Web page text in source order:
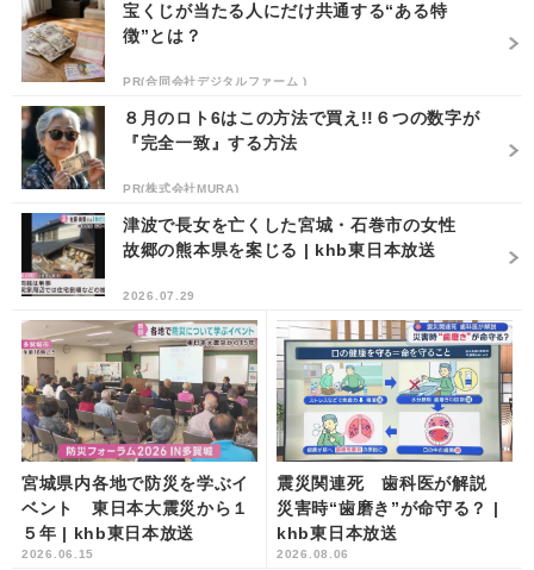
宝くじが当たる人にだけ共通する“ある特
徴”とは？
PR(合同会社デジタルファーム )
８月のロト6はこの方法で買え!!６つの数字が
『完全一致』する方法
PR(株式会社MURA)
津波で長女を亡くした宮城・石巻市の女性
故郷の熊本県を案じる | khb東日本放送
2026.07.29
宮城県内各地で防災を学ぶイ
ベント 東日本大震災から１
５年 | khb東日本放送
2026.06.15
震災関連死 歯科医が解説
災害時“歯磨き”が命守る？ |
khb東日本放送
2026.08.06